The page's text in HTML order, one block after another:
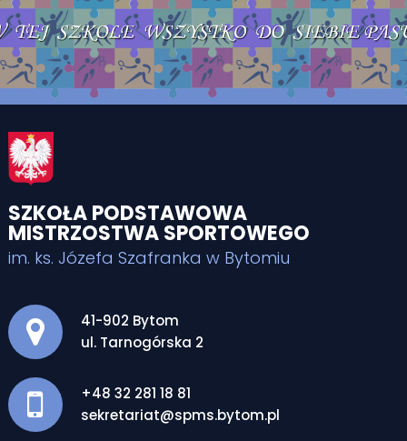
SZKOŁA PODSTAWOWA
MISTRZOSTWA SPORTOWEGO
im. ks. Józefa Szafranka w Bytomiu
Adres pocztowy:
41-902 Bytom
ul. Tarnogórska 2
+48 32 281 18 81
sekretariat@spms.bytom.pl